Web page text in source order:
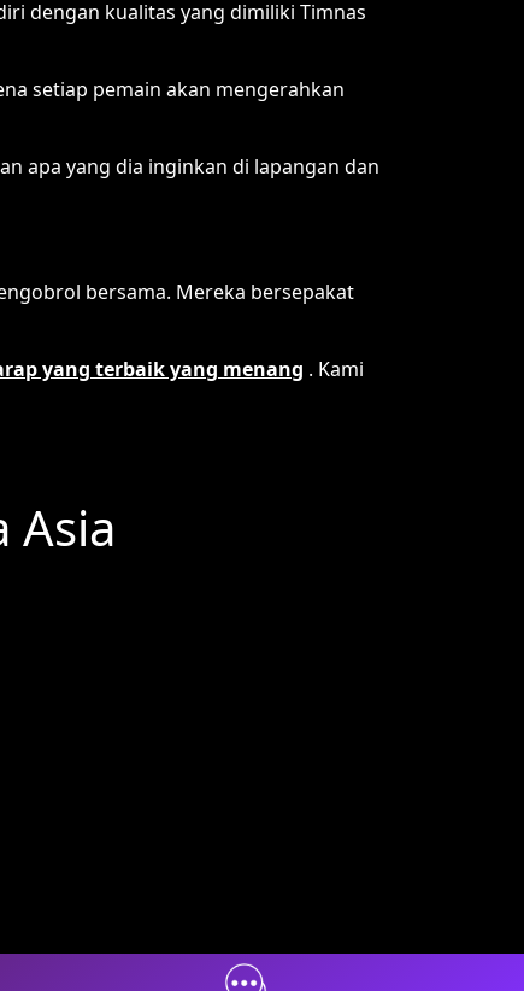
dengan kualitas yang dimiliki Timnas
setiap pemain akan mengerahkan
apa yang dia inginkan di lapangan dan
bersama. Mereka bersepakat
yang terbaik yang menang . Kami
Asia